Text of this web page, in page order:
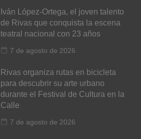
Iván López-Ortega, el joven talento
de Rivas que conquista la escena
teatral nacional con 23 años
7 de agosto de 2026
Rivas organiza rutas en bicicleta
para descubrir su arte urbano
durante el Festival de Cultura en la
Calle
7 de agosto de 2026